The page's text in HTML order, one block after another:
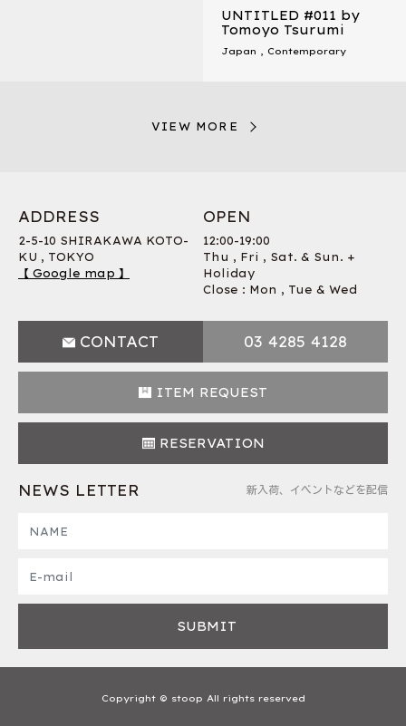
UNTITLED #011 by
Tomoyo Tsurumi
Japan , Contemporary
VIEW MORE
ADDRESS
2-5-10 SHIRAKAWA KOTO-
KU , TOKYO
【 Google map 】
OPEN
12:00-19:00
Thu , Fri , Sat. & Sun. +
Holiday
Close : Mon , Tue & Wed
CONTACT 03 4285 4128
ITEM REQUEST
RESERVATION
NEWS LETTER 新入荷、イベントなどを配信
Copyright © stoop All rights reserved